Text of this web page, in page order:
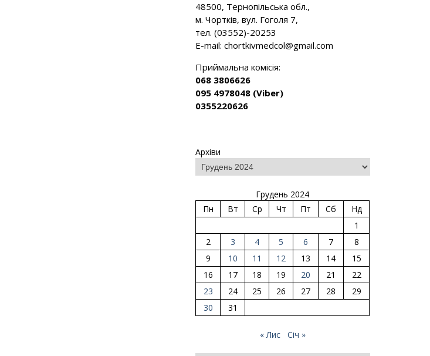
48500, Тернопільська обл.,
м. Чортків, вул. Гоголя 7,
тел. (03552)-20253
E-mail:chortkivmedcol@gmail.com
Приймальна комісія:
068 3806626
095 4978048 (Viber)
0355220626
Архіви
Грудень 2024
Пн
Вт Ср Чт Пт Сб
Нд
1
2
3 4 5 6 7
8
9
10 11 12 13 14
15
16
17 18 19 20 21
22
23
24 25 26 27 28
29
30
31
« Лис Січ »